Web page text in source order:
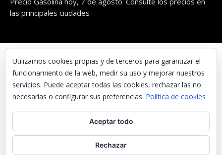
las principales ciudades
© UNAENERGÍA, S.L.
Inicio
Contacta con nosotros
Preguntas frecuentes
Aviso Legal
Utilizamos cookies propias y de terceros para garantizar el
funcionamiento de la web, medir su uso y mejorar nuestros
servicios. Puede aceptar todas las cookies, rechazar las no
necesarias o configurar sus preferencias. Política de cookies
Aceptar todo
Rechazar